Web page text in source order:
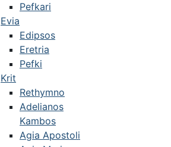
Pefkari
Evia
Edipsos
Eretria
Pefki
Krit
Rethymno
Adelianos
Kambos
Agia Apostoli